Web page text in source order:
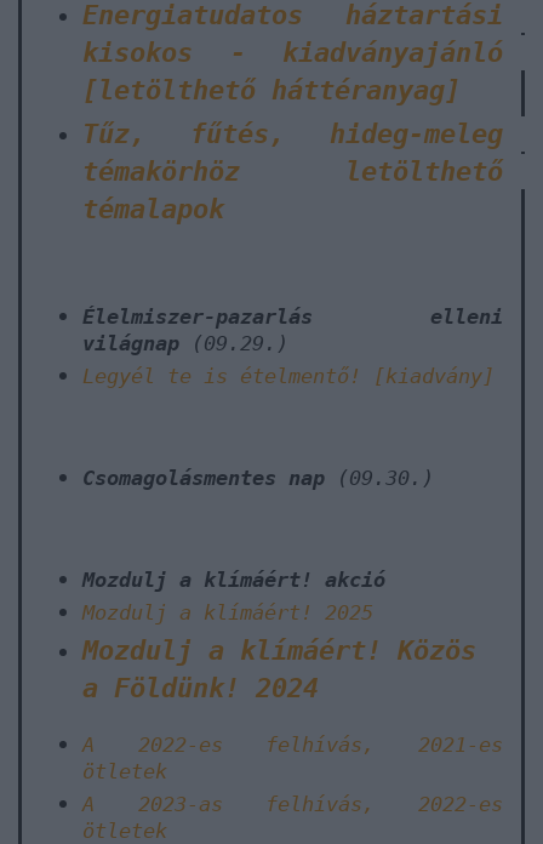
Energiatudatos háztartási
kisokos - kiadványajánló
[letölthető háttéranyag]
Tűz, fűtés, hideg-meleg
témakörhöz letölthető
témalapok
Élelmiszer-pazarlás elleni
világnap (09.29.)
Legyél te is ételmentő! [kiadvány]
Csomagolásmentes nap (09.30.)
Mozdulj a klímáért! akció
Mozdulj a klímáért! 2025
Mozdulj a klímáért! Közös
a Földünk! 2024
A 2022-es felhívás, 2021-es
ötletek
A 2023-as felhívás, 2022-es
ötletek